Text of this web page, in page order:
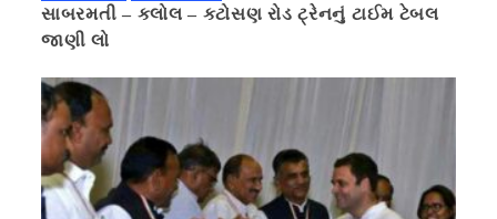
સાબરમતી – કલોલ – કટોસણ રોડ ટ્રેનનું ટાઈમ ટેબલ
જાણી લો